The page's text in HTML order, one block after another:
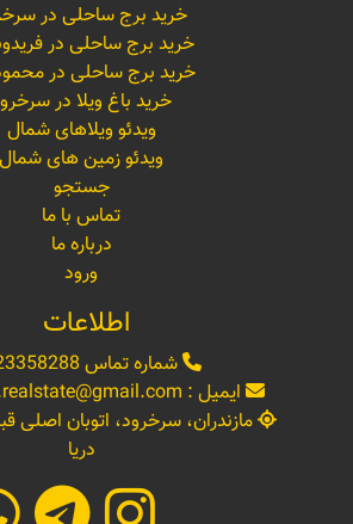
خرید برج ساحلی در
خرید برج ساحلی در
خرید برج ساحلی در
خرید باغ ویلا در
ویدئو ویلاهای شمال
ویدئو زمین های شمال
جستجو
تماس با ما
درباره ما
ورود
اطلاعات
شماره تماس
ایمیل :
مازندران، سرخرود، اتوبان اصلی
دریا